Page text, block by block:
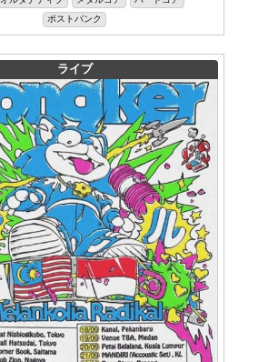
ポストパンク
ライブ